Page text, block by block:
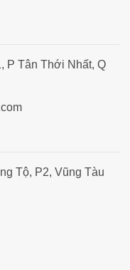
P Tân Thới Nhất, Q
Tộ, P2, Vũng Tàu